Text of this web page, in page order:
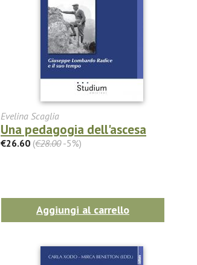
Evelina Scaglia
Una pedagogia dell'ascesa
€26.60 (€28.00-5%)
Aggiungi al carrello